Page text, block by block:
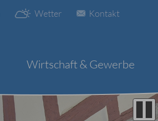
Kontakt
Wetter
Wirtschaft & Gewerbe